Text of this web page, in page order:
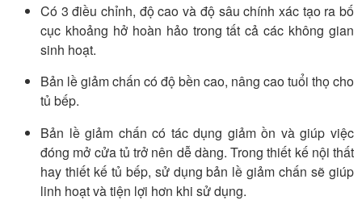
Có 3 điều chỉnh, độ cao và độ sâu chính xác tạo ra bố
cục khoảng hở hoàn hảo trong tất cả các không gian
sinh hoạt.
Bản lề giảm chấn có độ bền cao, nâng cao tuổi thọ cho
tủ bếp.
Bản lề giảm chấn có tác dụng giảm ồn và giúp việc
đóng mở cửa tủ trở nên dễ dàng. Trong thiết kế nội thất
hay thiết kế tủ bếp, sử dụng bản lề giảm chấn sẽ giúp
linh hoạt và tiện lợi hơn khi sử dụng.